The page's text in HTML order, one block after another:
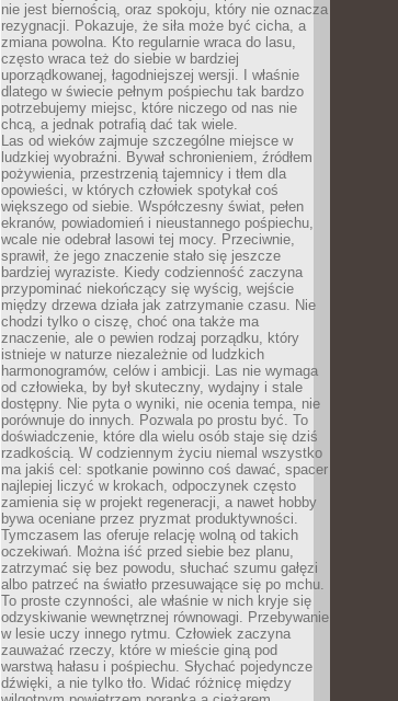
nie jest biernością, oraz spokoju, który nie oznacza
rezygnacji. Pokazuje, że siła może być cicha, a
zmiana powolna. Kto regularnie wraca do lasu,
często wraca też do siebie w bardziej
uporządkowanej, łagodniejszej wersji. I właśnie
dlatego w świecie pełnym pośpiechu tak bardzo
potrzebujemy miejsc, które niczego od nas nie
chcą, a jednak potrafią dać tak wiele.
Las od wieków zajmuje szczególne miejsce w
ludzkiej wyobraźni. Bywał schronieniem, źródłem
pożywienia, przestrzenią tajemnicy i tłem dla
opowieści, w których człowiek spotykał coś
większego od siebie. Współczesny świat, pełen
ekranów, powiadomień i nieustannego pośpiechu,
wcale nie odebrał lasowi tej mocy. Przeciwnie,
sprawił, że jego znaczenie stało się jeszcze
bardziej wyraziste. Kiedy codzienność zaczyna
przypominać niekończący się wyścig, wejście
między drzewa działa jak zatrzymanie czasu. Nie
chodzi tylko o ciszę, choć ona także ma
znaczenie, ale o pewien rodzaj porządku, który
istnieje w naturze niezależnie od ludzkich
harmonogramów, celów i ambicji. Las nie wymaga
od człowieka, by był skuteczny, wydajny i stale
dostępny. Nie pyta o wyniki, nie ocenia tempa, nie
porównuje do innych. Pozwala po prostu być. To
doświadczenie, które dla wielu osób staje się dziś
rzadkością. W codziennym życiu niemal wszystko
ma jakiś cel: spotkanie powinno coś dawać, spacer
najlepiej liczyć w krokach, odpoczynek często
zamienia się w projekt regeneracji, a nawet hobby
bywa oceniane przez pryzmat produktywności.
Tymczasem las oferuje relację wolną od takich
oczekiwań. Można iść przed siebie bez planu,
zatrzymać się bez powodu, słuchać szumu gałęzi
albo patrzeć na światło przesuwające się po mchu.
To proste czynności, ale właśnie w nich kryje się
odzyskiwanie wewnętrznej równowagi. Przebywanie
w lesie uczy innego rytmu. Człowiek zaczyna
zauważać rzeczy, które w mieście giną pod
warstwą hałasu i pośpiechu. Słychać pojedyncze
dźwięki, a nie tylko tło. Widać różnicę między